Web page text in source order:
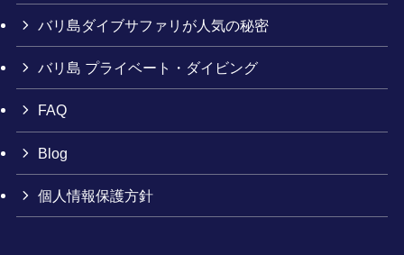
バリ島ダイブサファリが人気の秘密
バリ島 プライベート・ダイビング
FAQ
Blog
個人情報保護方針